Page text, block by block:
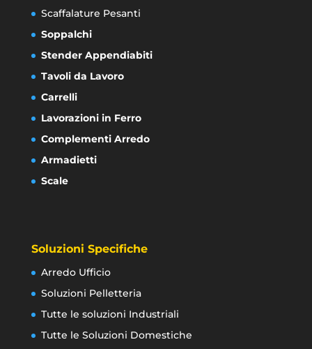
Scaffalature Pesanti
Soppalchi
Stender Appendiabiti
Tavoli da Lavoro
Carrelli
Lavorazioni in Ferro
Complementi Arredo
Armadietti
Scale
Soluzioni Specifiche
Arredo Ufficio
Soluzioni Pelletteria
Tutte le soluzioni Industriali
Tutte le Soluzioni Domestiche